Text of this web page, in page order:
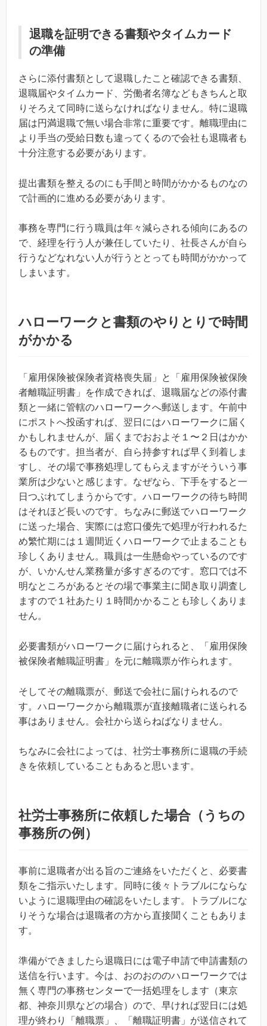
退職を証明できる書類やタイムカード
の準備
さらに添付書類として退職したこと確認できる書類、
退職届やタイムカード、労働者名簿などもきちんと取
りそろえて同時に送らなければなりません。特に退職
届は円満退職で無い場合非常に重要です。離職理由に
より手当の受給日数も違ってくるので会社も退職者も
十分注意する必要があります。
提出書類を整えるのにも手間と時間がかかるものなの
で計画的に進める必要があります。
事務を専門に行う職員は年々減らされる傾向にあるの
で、経理を行う人が兼任していたり、社長さんが自ら
行うなどなれない人が行うととっても時間がかかって
しまいます。
ハローワークと書類のやりとりで時間
がかかる
「雇用保険被保険者資格喪失届」と「雇用保険被保険
者離職証明書」を作成できれば、退職届などの添付書
類と一緒に管轄のハローワークへ郵送します。午前中
にポストへ投函すれば、翌日にはハローワークに届く
かもしれませんが、届くまでおおよそ１〜２日はかか
るものです。担当者が、自ら持参すれば早く到着しま
すし、その場で事務処理してもらえますがそういう事
業所は少ないと感じます。なぜなら、下手をすると一
日つぶれてしまうからです。ハローワークの待ち時間
はそれほど長いのです。ちなみに郵送でハローワーク
に送った場合、実際には窓口優先で処理が行われるた
め繁忙期には１週間近くハローワークで止まることも
珍しくありません。職員は一生懸命やっているのです
が、いかんせん業務量が多すぎるのです。窓口では不
明なところがあるとその場で事業主に聞き取り調査し
ますので１社あたり１時間かかることも珍しくありま
せん。
必要書類がハローワークに届けられると、「雇用保険
被保険者離職証明書」を元に離職票が作られます。
そしてその離職票が、郵送で会社に届けられるので
す。ハローワークから離職票が直接離職者に送られる
事はありません。会社から送らねばなりません。
ちなみに会社によっては、社労士事務所に退職の手続
きを依頼していることもあると思います。
社労士事務所に依頼した場合（うちの
事務所の例）
事前に退職者が出る旨のご連絡をいただくと、必要書
類をご指示いたします。同時に後々トラブルにならな
いように退職理由の確認をいたします。トラブルにな
りそうな場合は退職者の方から直接聞くこともありま
す。
準備ができましたら退職日には電子申請で申請書類の
送信を行います。今は、おのおののハローワークでは
無く専門の事務センターで一括処理をします（東京
都、神奈川県などの場合）ので、早ければ翌日には処
理が終わり「離職票」、「離職証明書」が送信されて